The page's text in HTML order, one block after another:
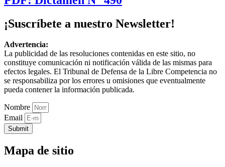
¡Suscríbete a nuestro Newsletter!
Advertencia:
La publicidad de las resoluciones contenidas en este sitio, no
constituye comunicación ni notificación válida de las mismas para
efectos legales. El Tribunal de Defensa de la Libre Competencia no
se responsabiliza por los errores u omisiones que eventualmente
pueda contener la información publicada.
Nombre
Email
Submit
Mapa de sitio